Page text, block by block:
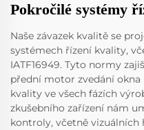
Pokročilé systémy
Naše závazek kvalitě se
systémech řízení kvality,
IATF16949. Tyto normy
přední motor zvedání
kvality ve všech fázích
zkušebního zařízení nám
kontroly, včetně vizuálních